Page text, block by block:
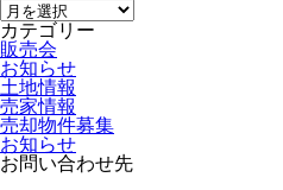
カテゴリー
販売会
お知らせ
土地情報
売家情報
売却物件募集
お知らせ
お問い合わせ先